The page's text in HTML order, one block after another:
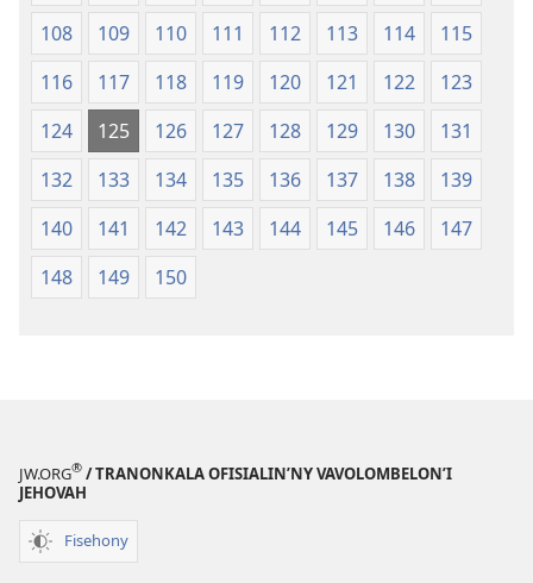
108
109 110 111 112 113 114
115
116
117 118 119 120 121 122
123
124
125 126 127 128 129 130
131
132
133 134 135 136 137 138
139
140
141 142 143 144 145 146
147
148
149 150
JW.ORG® / TRANONKALA OFISIALIN’NY VAVOLOMBELON’I
JEHOVAH
Fisehony